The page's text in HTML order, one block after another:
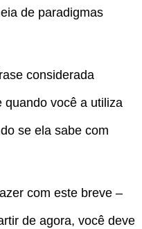
de paradigmas
considerada
quando você a utiliza
se ela sabe com
com este breve –
de agora, você deve